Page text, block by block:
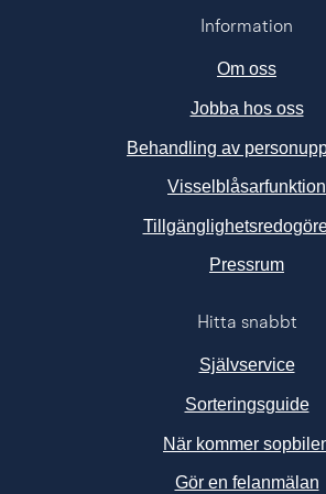
Information
Om oss
Jobba hos oss
Behandling av
Visselblåsarfunktion
PressrumLänk
Hitta snabbt
Självservice
Sorteringsguide
När kommer
Gör en felanmälan